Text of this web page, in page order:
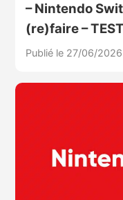
– Nintendo
(re)faire – TEST
Publié le 27/06/2026